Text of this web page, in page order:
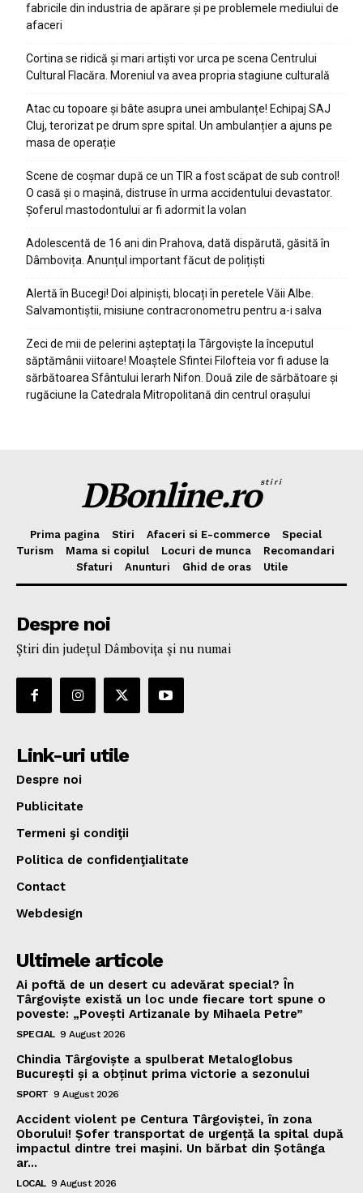
fabricile din industria de apărare și pe problemele mediului de
afaceri
Cortina se ridică și mari artiști vor urca pe scena Centrului
Cultural Flacăra. Moreniul va avea propria stagiune culturală
Atac cu topoare și bâte asupra unei ambulanțe! Echipaj SAJ
Cluj, terorizat pe drum spre spital. Un ambulanțier a ajuns pe
masa de operație
Scene de coșmar după ce un TIR a fost scăpat de sub control!
O casă și o mașină, distruse în urma accidentului devastator.
Șoferul mastodontului ar fi adormit la volan
Adolescentă de 16 ani din Prahova, dată dispărută, găsită în
Dâmbovița. Anunțul important făcut de polițiști
Alertă în Bucegi! Doi alpiniști, blocați în peretele Văii Albe.
Salvamontiștii, misiune contracronometru pentru a-i salva
Zeci de mii de pelerini așteptați la Târgoviște la începutul
săptămânii viitoare! Moaștele Sfintei Filofteia vor fi aduse la
sărbătoarea Sfântului Ierarh Nifon. Două zile de sărbătoare și
rugăciune la Catedrala Mitropolitană din centrul orașului
DBonline.rostiri
Prima pagina Stiri Afaceri si E-commerce
Special
Turism
Mama si copilul Locuri de munca
Recomandari
Sfaturi
Anunturi Ghid de oras Utile
Despre noi
Ştiri din judeţul Dâmboviţa şi nu numai
Link-uri utile
Despre noi
Publicitate
Termeni şi condiţii
Politica de confidenţialitate
Contact
Webdesign
Ultimele articole
Ai poftă de un desert cu adevărat special? În
Târgoviște există un loc unde fiecare tort spune o
poveste: „Povești Artizanale by Mihaela Petre”
SPECIAL 9 August 2026
Chindia Târgoviște a spulberat Metaloglobus
București și a obținut prima victorie a sezonului
SPORT 9 August 2026
Accident violent pe Centura Târgoviștei, în zona
Oborului! Șofer transportat de urgență la spital după
impactul dintre trei mașini. Un bărbat din Șotânga
ar...
LOCAL 9 August 2026